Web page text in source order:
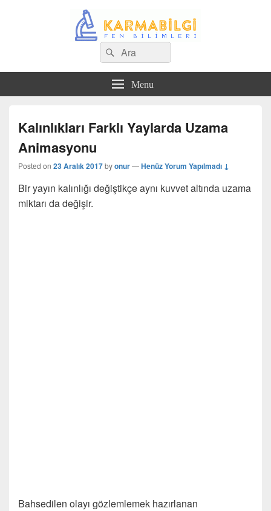
Search
for:
Ara
Menu
Kalınlıkları Farklı Yaylarda Uzama
Animasyonu
Posted on 23 Aralık 2017byonur—Henüz Yorum Yapılmadı ↓
Bir yayın kalınlığı değiştikçe aynı kuvvet altında uzama
miktarı da değişir.
Bahsedilen olayı gözlemlemek hazırlanan